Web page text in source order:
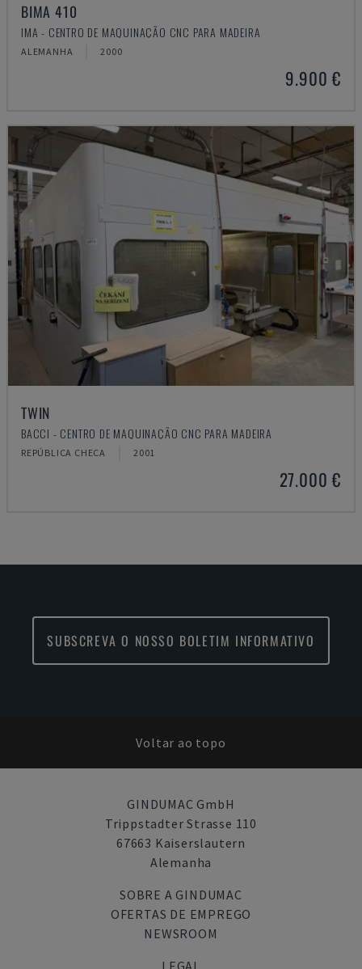
BIMA 410
IMA - CENTRO DE MAQUINAÇÃO CNC PARA MADEIRA
ALEMANHA 2000
9.900 €
TWIN
BACCI - CENTRO DE MAQUINAÇÃO CNC PARA MADEIRA
REPÚBLICA CHECA 2001
27.000 €
SUBSCREVA O NOSSO BOLETIM INFORMATIVO
Voltar ao topo
GINDUMAC GmbH
Trippstadter Strasse 110
67663 Kaiserslautern
Alemanha
SOBRE A GINDUMAC
OFERTAS DE EMPREGO
NEWSROOM
LEGAL